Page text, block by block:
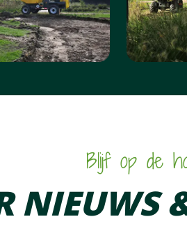
Blijf op de
NIEUWS